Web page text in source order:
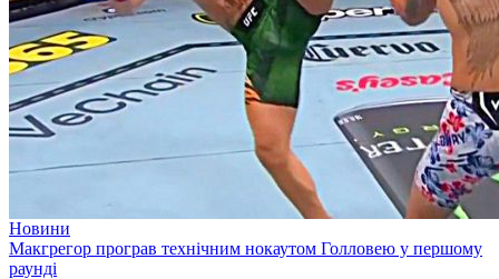
Новини
Макгрегор програв технічним нокаутом Голловею у першому
раунді